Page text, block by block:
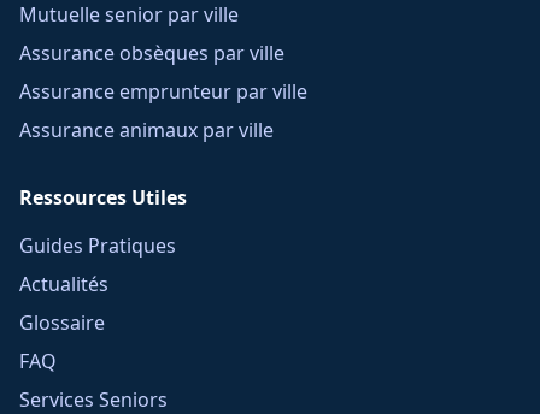
Mutuelle senior par ville
Assurance obsèques par ville
Assurance emprunteur par ville
Assurance animaux par ville
Ressources Utiles
Guides Pratiques
Actualités
Glossaire
FAQ
Services Seniors